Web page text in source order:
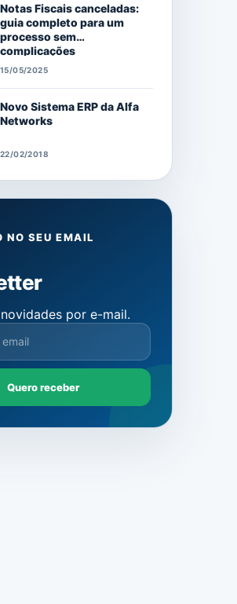
Notas Fiscais canceladas:
guia completo para um
processo sem
complicações
15/05/2025
Novo Sistema ERP da Alfa
Networks
22/02/2018
NO SEU EMAIL
por e-mail.
Quero receber